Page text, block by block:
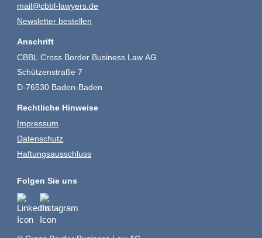
mail@cbbl-lawyers.de
Newsletter bestellen
Anschrift
CBBL Cross Border Business Law AG
Schützenstraße 7
D-76530 Baden-Baden
Rechtliche Hinweise
Impressum
Datenschutz
Haftungsausschluss
Folgen Sie uns